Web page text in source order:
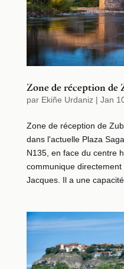
Zone de réception de
par Ekiñe Urdaniz| Jan
Zone de réception de
dans l'actuelle Plaza
N135, en face du centre
communique
Jacques. Il a une